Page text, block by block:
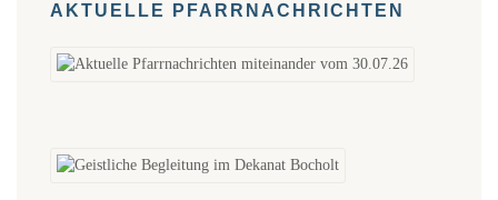
AKTUELLE PFARRNACHRICHTEN